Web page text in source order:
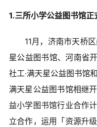
1.三所小学公益图书馆正
11月，济南市天桥
星公益图书馆、河南省
社工·满天星公益图书馆
满天星公益图书馆相继
益小学图书馆行业合作
立合作，运用「资源升